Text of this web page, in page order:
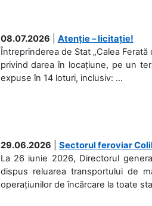
08.07.2026
Atenție – licitație!
Întreprinderea de Stat „Calea
privind darea în locațiune, pe un
expuse în 14 loturi, inclusiv: ...
29.06.2026
Sectorul feroviar
La 26 iunie 2026, Directorul
dispus reluarea transportului de
operațiunilor de încărcare la toate